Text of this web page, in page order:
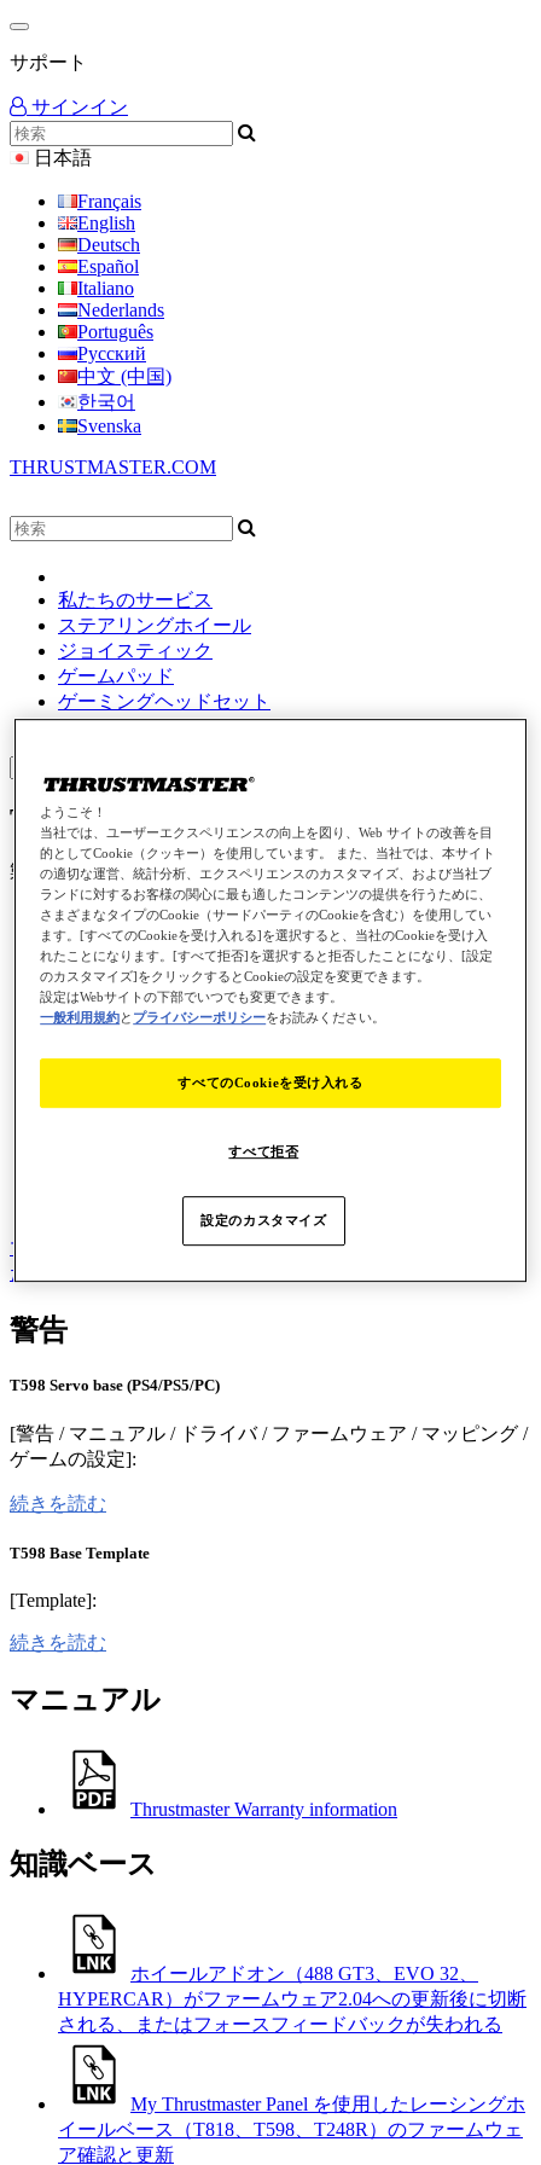
サポート
サインイン
日本語
Français
English
Deutsch
Español
Italiano
Nederlands
Português
Русский
中文 (中国)
한국어
Svenska
THRUSTMASTER.COM
私たちのサービス
ステアリングホイール
ジョイスティック
ゲームパッド
ゲーミングヘッドセット
Farming / Trucking
T598 Servo base (PS4/PS5/PC)
製品番号 4160910
マニュアル 知識ベース この製品についてはお問い合わせく
ださい
警告
T598 Servo base (PS4/PS5/PC)
[警告 / マニュアル / ドライバ / ファームウェア / マッピング /
ゲームの設定]:
続きを読む
T598 Base Template
[Template]:
続きを読む
マニュアル
Thrustmaster Warranty information
知識ベース
ホイールアドオン（488 GT3、EVO 32、
HYPERCAR）がファームウェア2.04への更新後に切断
される、またはフォースフィードバックが失われる
My Thrustmaster Panel を使用したレーシングホ
イールベース（T818、T598、T248R）のファームウェ
ア確認と更新
ようこそ！
当社では、ユーザーエクスペリエンスの向上を図り、Web サイトの改善を目
的としてCookie（クッキー）を使用しています。 また、当社では、本サイト
の適切な運営、統計分析、エクスペリエンスのカスタマイズ、および当社ブ
ランドに対するお客様の関心に最も適したコンテンツの提供を行うために、
さまざまなタイプのCookie（サードパーティのCookieを含む）を使用してい
ます。[すべてのCookieを受け入れる]を選択すると、当社のCookieを受け入
れたことになります。[すべて拒否]を選択すると拒否したことになり、[設定
のカスタマイズ]をクリックするとCookieの設定を変更できます。
設定はWebサイトの下部でいつでも変更できます。
一般利用規約と プライバシーポリシーをお読みください。
すべて拒否
すべてのCookieを受け入れる
設定のカスタマイズ